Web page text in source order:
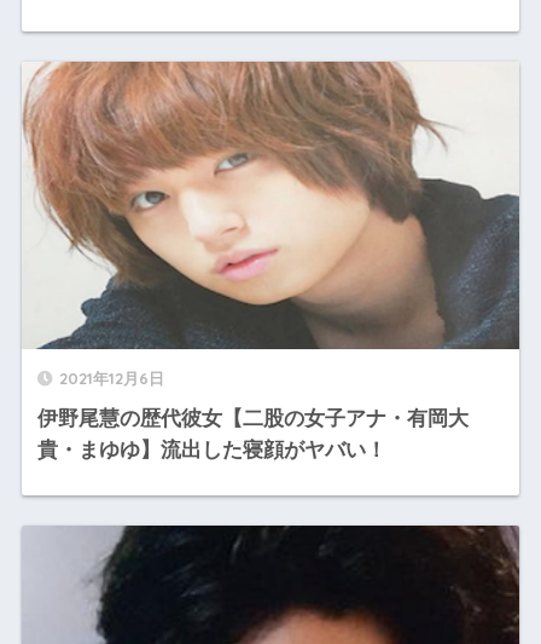
2021年12月6日
伊野尾慧の歴代彼女【二股の女子アナ・有岡大
貴・まゆゆ】流出した寝顔がヤバい！